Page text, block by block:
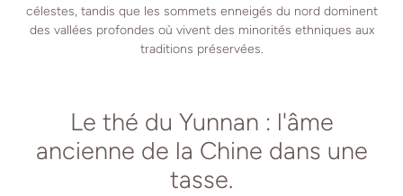
célestes, tandis que les sommets enneigés du nord dominent
des vallées profondes où vivent des minorités ethniques aux
traditions préservées.
Le thé du Yunnan : l'âme
ancienne de la Chine dans une
tasse.